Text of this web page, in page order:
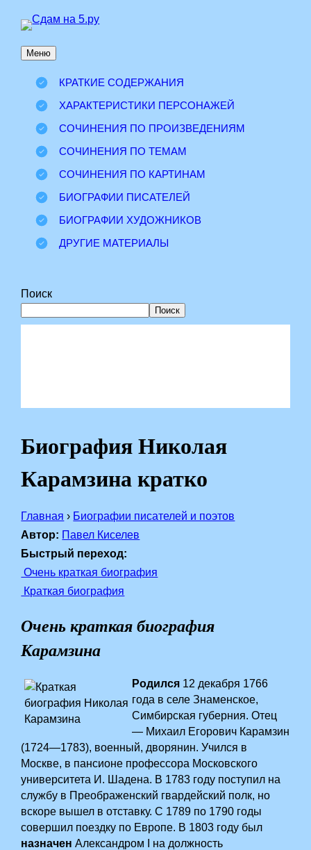
Перейти
содержимому
Меню
КРАТКИЕ СОДЕРЖАНИЯ
ХАРАКТЕРИСТИКИ ПЕРСОНАЖЕЙ
СОЧИНЕНИЯ ПО ПРОИЗВЕДЕНИЯМ
СОЧИНЕНИЯ ПО ТЕМАМ
СОЧИНЕНИЯ ПО КАРТИНАМ
БИОГРАФИИ ПИСАТЕЛЕЙ
БИОГРАФИИ ХУДОЖНИКОВ
ДРУГИЕ МАТЕРИАЛЫ
Поиск
Поиск
Биография Николая
Карамзина кратко
Главная › Биографии писателей и поэтов
Автор: Павел Киселев
Быстрый переход:
Очень краткая биография
Краткая биография
Очень краткая биография
Карамзина
Родился 12 декабря 1766
года в селе Знаменское,
Симбирская губерния. Отец
— Михаил Егорович Карамзин
(1724—1783), военный, дворянин. Учился в
Москве, в пансионе профессора Московского
университета И. Шадена. В 1783 году поступил на
службу в Преображенский гвардейский полк, но
вскоре вышел в отставку. С 1789 по 1790 годы
совершил поездку по Европе. В 1803 году был
назначен Александром I на должность